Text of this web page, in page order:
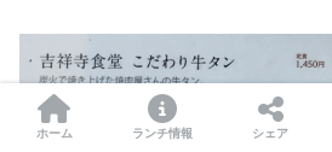
ホーム ランチ情報 シェア